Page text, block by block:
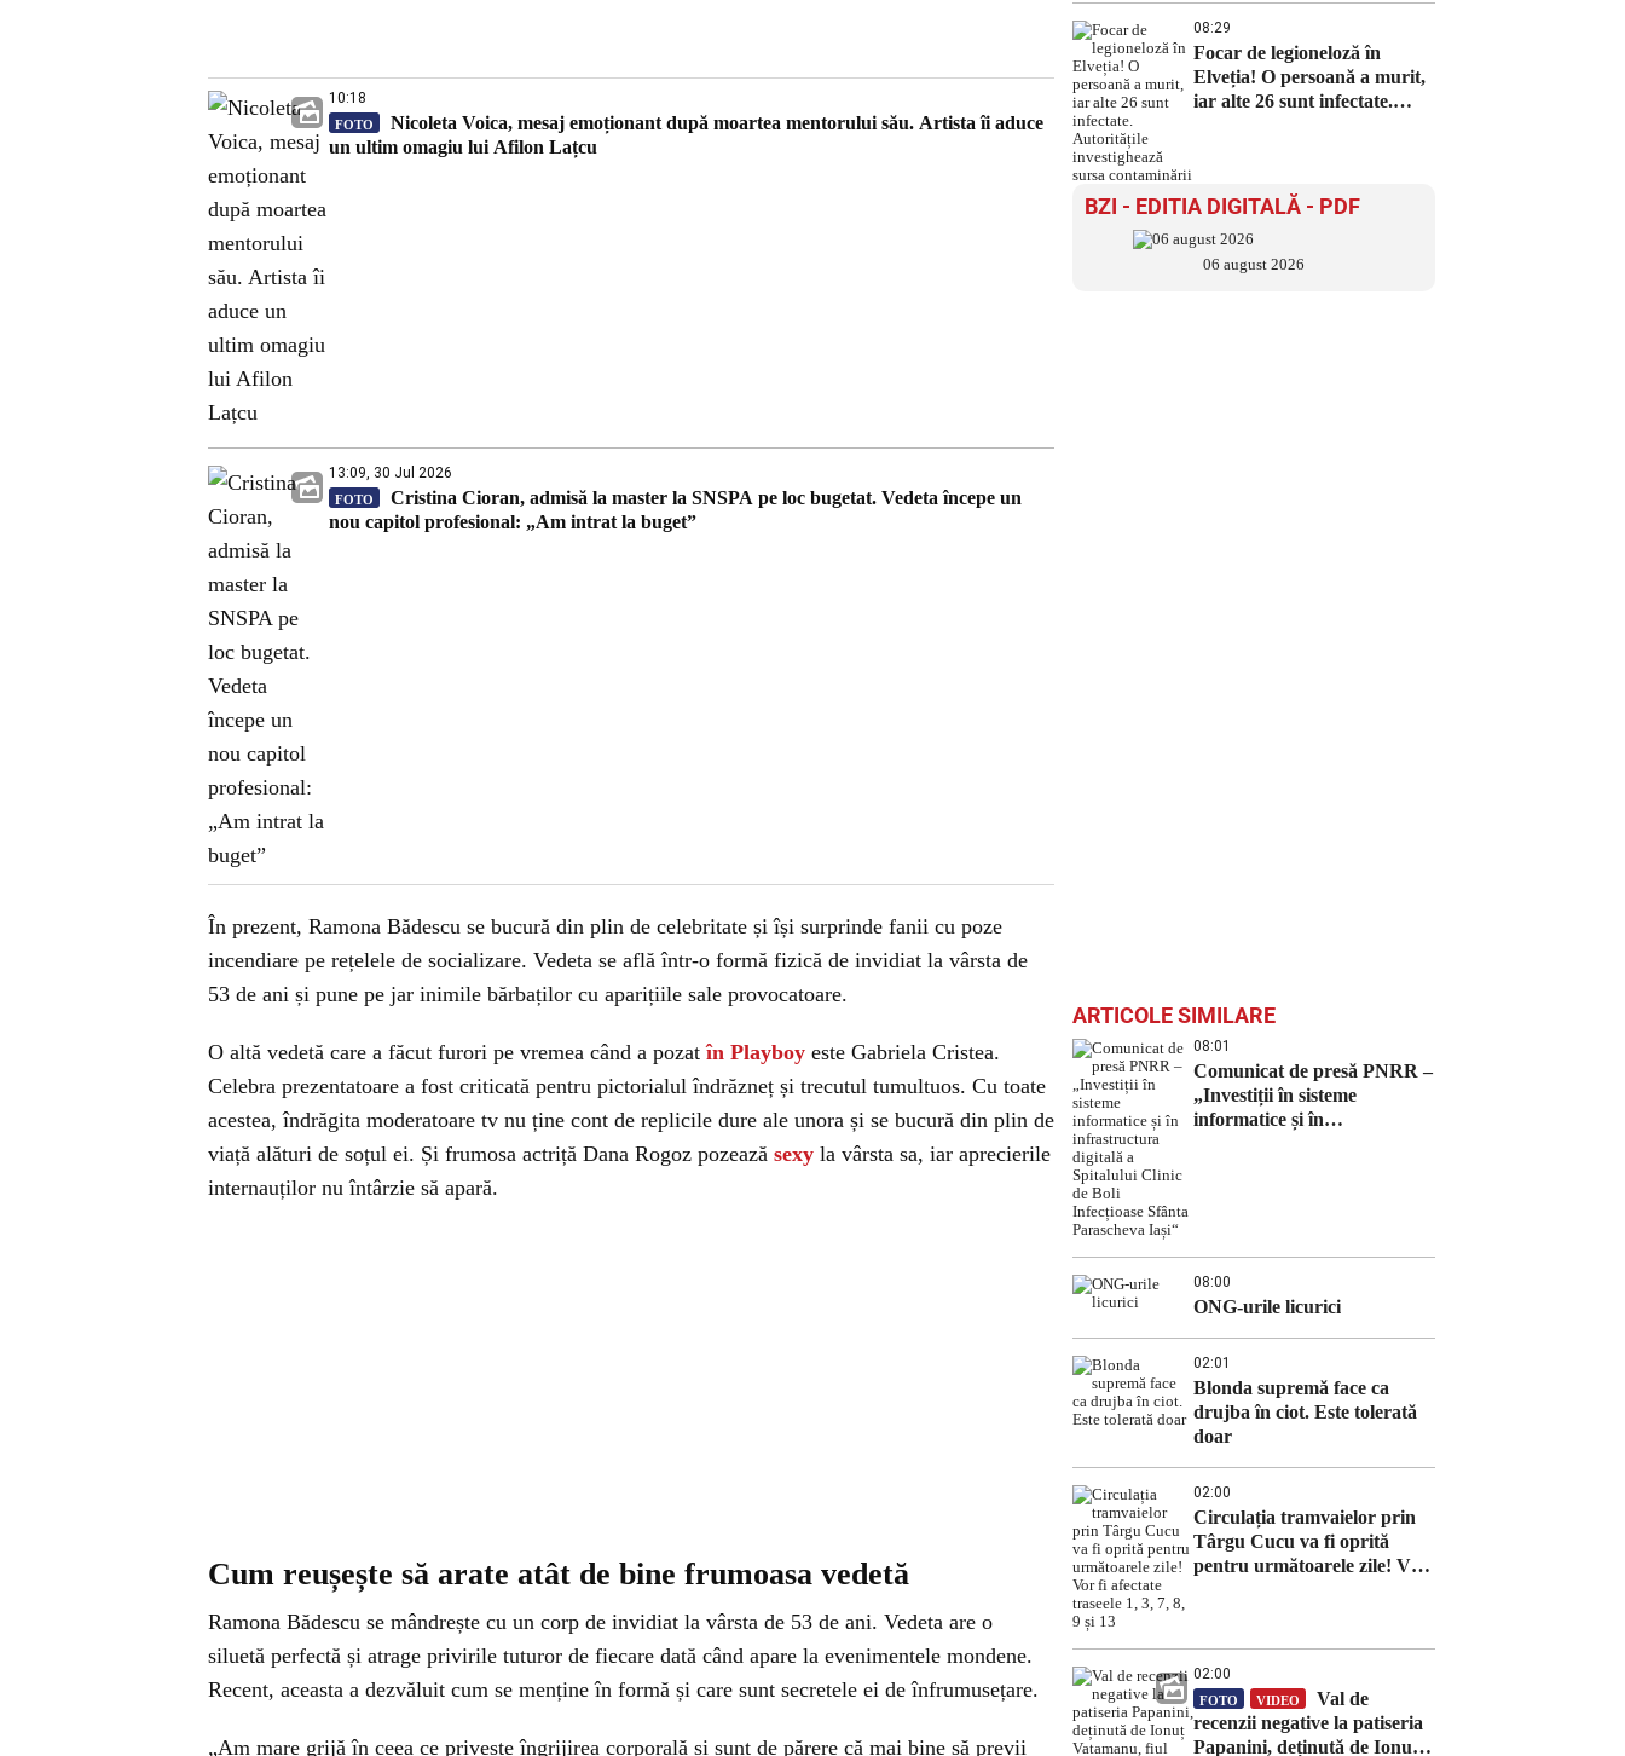
10:18
FOTO
Nicoleta Voica, mesaj emoționant după moartea mentorului său. Artista îi aduce
un ultim omagiu lui Afilon Lațcu
13:09, 30 Jul 2026
FOTO
Cristina Cioran, admisă la master la SNSPA pe loc bugetat. Vedeta începe un
nou capitol profesional: „Am intrat la buget”
În prezent, Ramona Bădescu se bucură din plin de celebritate și își surprinde fanii cu poze
incendiare pe rețelele de socializare. Vedeta se află într-o formă fizică de invidiat la vârsta de
53 de ani și pune pe jar inimile bărbaților cu aparițiile sale provocatoare.
O altă vedetă care a făcut furori pe vremea când a pozatîn Playboy este Gabriela Cristea.
Celebra prezentatoare a fost criticată pentru pictorialul îndrăzneț și trecutul tumultuos. Cu toate
acestea, îndrăgita moderatoare tv nu ține cont de replicile dure ale unora și se bucură din plin de
viață alături de soțul ei. Și frumosa actriță Dana Rogoz pozează sexy la vârsta sa, iar aprecierile
internauților nu întârzie să apară.
Cum reușește să arate atât de bine frumoasa vedetă
Ramona Bădescu se mândrește cu un corp de invidiat la vârsta de 53 de ani. Vedeta are o
siluetă perfectă și atrage privirile tuturor de fiecare dată când apare la evenimentele mondene.
Recent, aceasta a dezvăluit cum se menține în formă și care sunt secretele ei de înfrumusețare.
„Am mare grijă în ceea ce privește îngrijirea corporală și sunt de părere că mai bine să previi
08:29
Focar de legioneloză în
Elveția! O persoană a murit,
iar alte 26 sunt infectate.
BZI - EDITIA DIGITALĂ - PDF
06 august 2026
ARTICOLE SIMILARE
08:01
Comunicat de presă PNRR –
„Investiții în sisteme
informatice și în
08:00
ONG-urile licurici
02:01
Blonda supremă face ca
drujba în ciot. Este tolerată
doar
02:00
Circulația tramvaielor prin
Târgu Cucu va fi oprită
pentru următoarele zile! Vor
02:00
FOTO VIDEO
Val de
recenzii negative la patiseria
Papanini, deținută de Ionuț